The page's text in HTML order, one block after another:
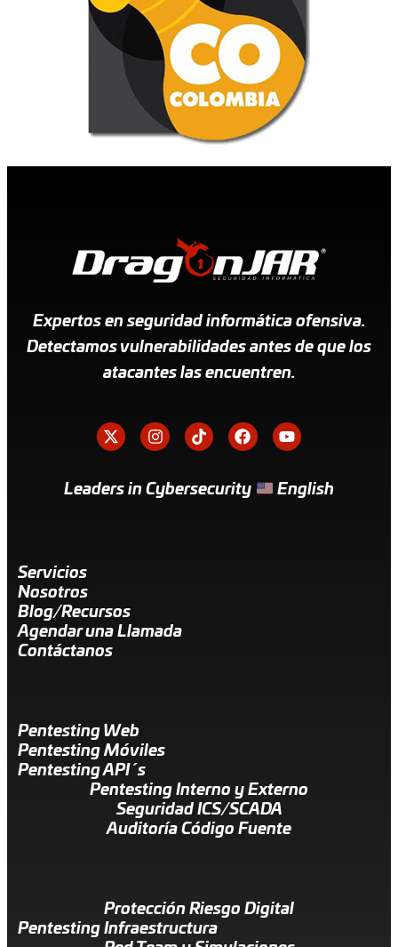
Expertos en seguridad informática ofensiva.
Detectamos vulnerabilidades antes de que los
atacantes las encuentren.
Leaders in Cybersecurity English
Servicios
Nosotros
Blog/Recursos
Agendar una Llamada
Contáctanos
Pentesting Web
Pentesting Móviles
Pentesting API´s
Pentesting Interno y Externo
Seguridad ICS/SCADA
Auditoría Código Fuente
Protección Riesgo Digital
Pentesting Infraestructura